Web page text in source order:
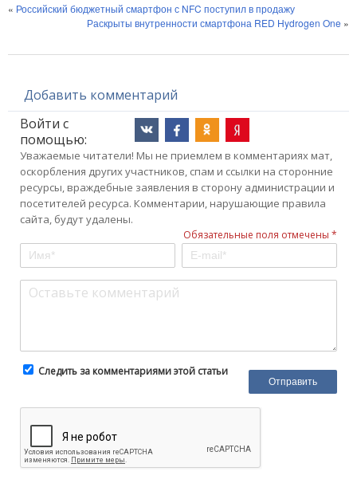
« Российский бюджетный смартфон с NFC поступил в продажу
Раскрыты внутренности смартфона RED Hydrogen One »
Добавить комментарий
Войти с
помощью:
Уважаемые читатели! Мы не приемлем в комментариях мат,
оскорбления других участников, спам и ссылки на сторонние
ресурсы, враждебные заявления в сторону администрации и
посетителей ресурса. Комментарии, нарушающие правила
сайта, будут удалены.
Обязательные поля отмечены *
Следить за комментариями этой статьи